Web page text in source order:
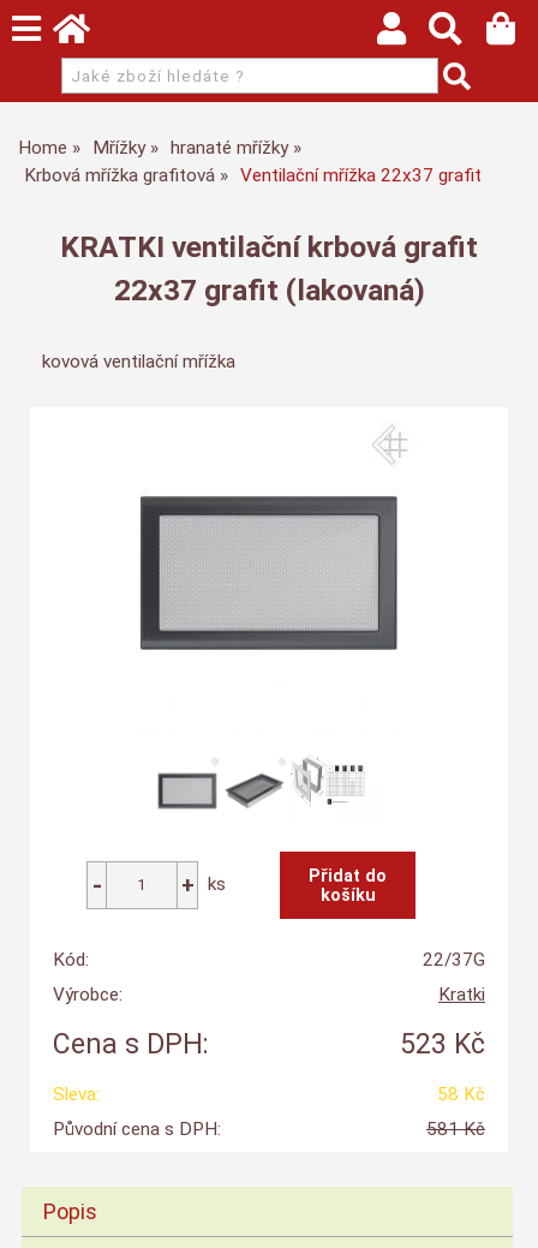
Home Mřížky
hranaté mřížky
Krbová mřížka grafitová
Ventilační mřížka 22x37 grafit
KRATKI ventilační krbová grafit
22x37 grafit (lakovaná)
kovová ventilační mřížka
ks
Kód:
22/37G
Výrobce:
Kratki
Cena s DPH: 523 Kč
Sleva:
58 Kč
Původní cena s DPH:
581 Kč
Popis